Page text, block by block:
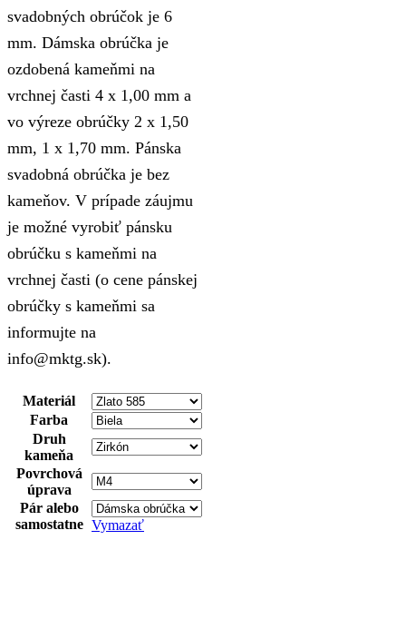
svadobných obrúčok je 6
mm. Dámska obrúčka je
ozdobená kameňmi na
vrchnej časti 4 x 1,00 mm a
vo výreze obrúčky 2 x 1,50
mm, 1 x 1,70 mm. Pánska
svadobná obrúčka je bez
kameňov. V prípade záujmu
je možné vyrobiť pánsku
obrúčku s kameňmi na
vrchnej časti (o cene pánskej
obrúčky s kameňmi sa
informujte na
info@mktg.sk).
Materiál
Farba
Druh
kameňa
Povrchová
úprava
Pár alebo
samostatne Vymazať